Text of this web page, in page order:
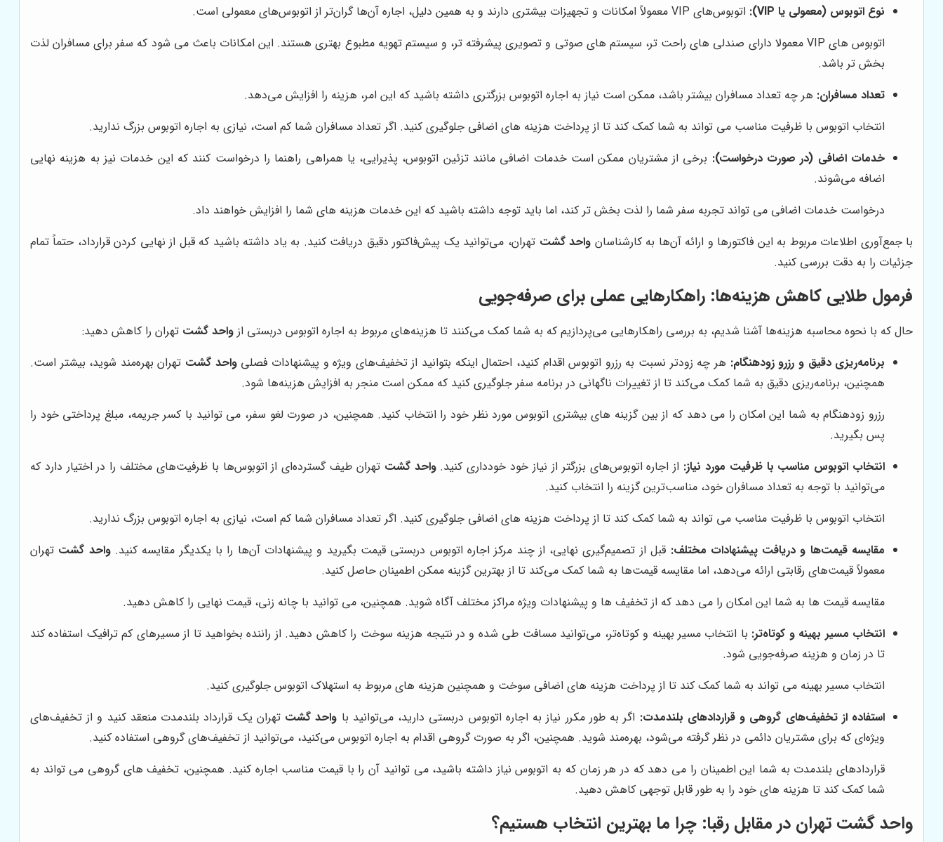
نوع اتوبوس (معمولی یا VIP):
اتوبوس‌های VIP معمولاً امکانات و تجهیزات بیشتری دارند و به همین دلیل، اجاره آن‌ها گران‌تر از اتوبوس‌های معمولی است.
اتوبوس های VIP معمولا دارای صندلی های راحت تر، سیستم های صوتی و تصویری پیشرفته تر، و سیستم تهویه مطبوع بهتری هستند. این امکانات باعث می شود که سفر برای مسافران لذت
بخش تر باشد.
تعداد مسافران: هر چه تعداد مسافران بیشتر باشد، ممکن است نیاز به اجاره اتوبوس بزرگتری داشته باشید که این امر، هزینه را افزایش می‌دهد.
انتخاب اتوبوس با ظرفیت مناسب می تواند به شما کمک کند تا از پرداخت هزینه های اضافی جلوگیری کنید. اگر تعداد مسافران شما کم است، نیازی به اجاره اتوبوس بزرگ ندارید.
خدمات اضافی (در صورت درخواست): برخی از مشتریان ممکن است خدمات اضافی مانند تزئین اتوبوس، پذیرایی، یا همراهی راهنما را درخواست کنند که این خدمات نیز به هزینه نهایی
اضافه می‌شوند.
درخواست خدمات اضافی می تواند تجربه سفر شما را لذت بخش تر کند، اما باید توجه داشته باشید که این خدمات هزینه های شما را افزایش خواهند داد.
با جمع‌آوری اطلاعات مربوط به این فاکتورها و ارائه آن‌ها به کارشناسان واحد گشت تهران، می‌توانید یک پیش‌فاکتور دقیق دریافت کنید. به یاد داشته باشید که قبل از نهایی کردن قرارداد، حتماً تمام
جزئیات را به دقت بررسی کنید.
فرمول طلایی کاهش هزینه‌ها: راهکارهایی عملی برای صرفه‌جویی
حال که با نحوه محاسبه هزینه‌ها آشنا شدیم، به بررسی راهکارهایی می‌پردازیم که به شما کمک می‌کنند تا هزینه‌های مربوط به اجاره اتوبوس دربستی از واحد گشت تهران را کاهش دهید:
برنامه‌ریزی دقیق و رزرو زودهنگام: هر چه زودتر نسبت به رزرو اتوبوس اقدام کنید، احتمال اینکه بتوانید از تخفیف‌های ویژه و پیشنهادات فصلیواحد گشت تهران بهره‌مند شوید، بیشتر است.
همچنین، برنامه‌ریزی دقیق به شما کمک می‌کند تا از تغییرات ناگهانی در برنامه سفر جلوگیری کنید که ممکن است منجر به افزایش هزینه‌ها شود.
رزرو زودهنگام به شما این امکان را می دهد که از بین گزینه های بیشتری اتوبوس مورد نظر خود را انتخاب کنید. همچنین، در صورت لغو سفر، می توانید با کسر جریمه، مبلغ پرداختی خود را
پس بگیرید.
انتخاب اتوبوس مناسب با ظرفیت مورد نیاز: از اجاره اتوبوس‌های بزرگتر از نیاز خود خودداری کنید.واحد گشت تهران طیف گسترده‌ای از اتوبوس‌ها با ظرفیت‌های مختلف را در اختیار دارد که
می‌توانید با توجه به تعداد مسافران خود، مناسب‌ترین گزینه را انتخاب کنید.
انتخاب اتوبوس با ظرفیت مناسب می تواند به شما کمک کند تا از پرداخت هزینه های اضافی جلوگیری کنید. اگر تعداد مسافران شما کم است، نیازی به اجاره اتوبوس بزرگ ندارید.
مقایسه قیمت‌ها و دریافت پیشنهادات مختلف: قبل از تصمیم‌گیری نهایی، از چند مرکز اجاره اتوبوس دربستی قیمت بگیرید و پیشنهادات آن‌ها را با یکدیگر مقایسه کنید.واحد گشت تهران
معمولاً قیمت‌های رقابتی ارائه می‌دهد، اما مقایسه قیمت‌ها به شما کمک می‌کند تا از بهترین گزینه ممکن اطمینان حاصل کنید.
مقایسه قیمت ها به شما این امکان را می دهد که از تخفیف ها و پیشنهادات ویژه مراکز مختلف آگاه شوید. همچنین، می توانید با چانه زنی، قیمت نهایی را کاهش دهید.
انتخاب مسیر بهینه و کوتاه‌تر: با انتخاب مسیر بهینه و کوتاه‌تر، می‌توانید مسافت طی شده و در نتیجه هزینه سوخت را کاهش دهید. از راننده بخواهید تا از مسیرهای کم ترافیک استفاده کند
تا در زمان و هزینه صرفه‌جویی شود.
انتخاب مسیر بهینه می تواند به شما کمک کند تا از پرداخت هزینه های اضافی سوخت و همچنین هزینه های مربوط به استهلاک اتوبوس جلوگیری کنید.
استفاده از تخفیف‌های گروهی و قراردادهای بلندمدت: اگر به طور مکرر نیاز به اجاره اتوبوس دربستی دارید، می‌توانید با واحد گشت تهران یک قرارداد بلندمدت منعقد کنید و از تخفیف‌های
ویژه‌ای که برای مشتریان دائمی در نظر گرفته می‌شود، بهره‌مند شوید. همچنین، اگر به صورت گروهی اقدام به اجاره اتوبوس می‌کنید، می‌توانید از تخفیف‌های گروهی استفاده کنید.
قراردادهای بلندمدت به شما این اطمینان را می دهد که در هر زمان که به اتوبوس نیاز داشته باشید، می توانید آن را با قیمت مناسب اجاره کنید. همچنین، تخفیف های گروهی می تواند به
شما کمک کند تا هزینه های خود را به طور قابل توجهی کاهش دهید.
واحد گشت تهران در مقابل رقبا: چرا ما بهترین انتخاب هستیم؟